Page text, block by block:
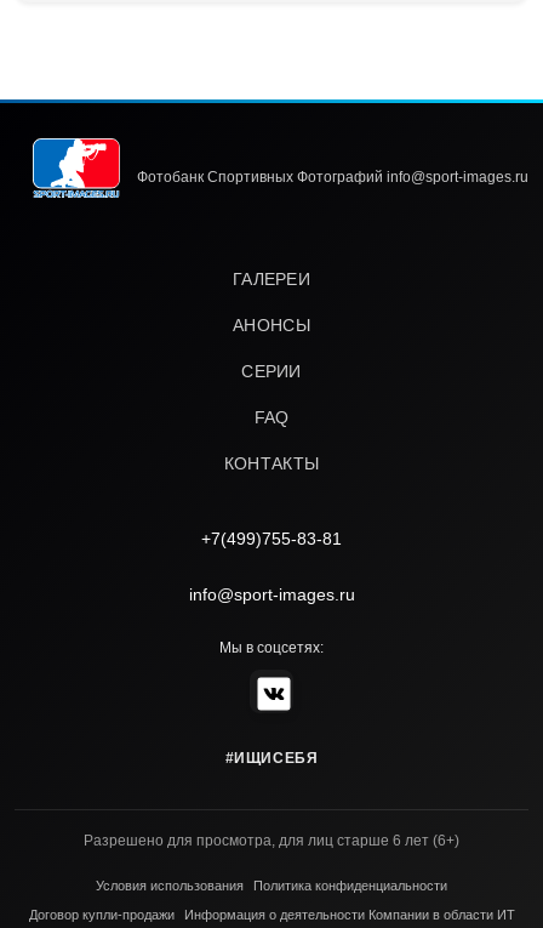
Фотобанк Спортивных Фотографий info@sport-images.ru
ГАЛЕРЕИ
АНОНСЫ
СЕРИИ
FAQ
КОНТАКТЫ
+7(499)755-83-81
info@sport-images.ru
Мы в соцсетях:
#ИЩИСЕБЯ
Разрешено для просмотра, для лиц старше 6 лет (6+)
Условия использования
Политика конфиденциальности
Договор купли-продажи
Информация о деятельности Компании в области ИТ